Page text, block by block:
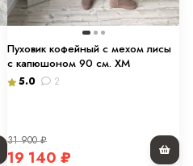
Пуховик кофейный с мехом лисы
с капюшоном 90 см. ХМ
5.0 2
31 900₽
19 140 ₽